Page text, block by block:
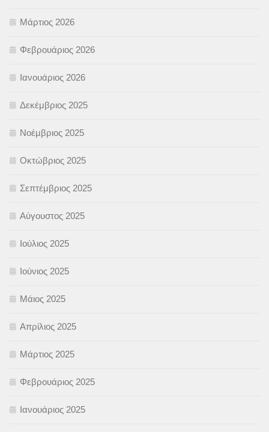
Μάρτιος 2026
Φεβρουάριος 2026
Ιανουάριος 2026
Δεκέμβριος 2025
Νοέμβριος 2025
Οκτώβριος 2025
Σεπτέμβριος 2025
Αύγουστος 2025
Ιούλιος 2025
Ιούνιος 2025
Μάιος 2025
Απρίλιος 2025
Μάρτιος 2025
Φεβρουάριος 2025
Ιανουάριος 2025